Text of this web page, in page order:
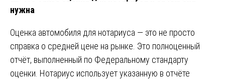
нужна
Оценка автомобиля для нотариуса — это не просто
справка о средней цене на рынке. Это полноценный
отчёт, выполненный по Федеральному стандарту
оценки. Нотариус использует указанную в отчёте